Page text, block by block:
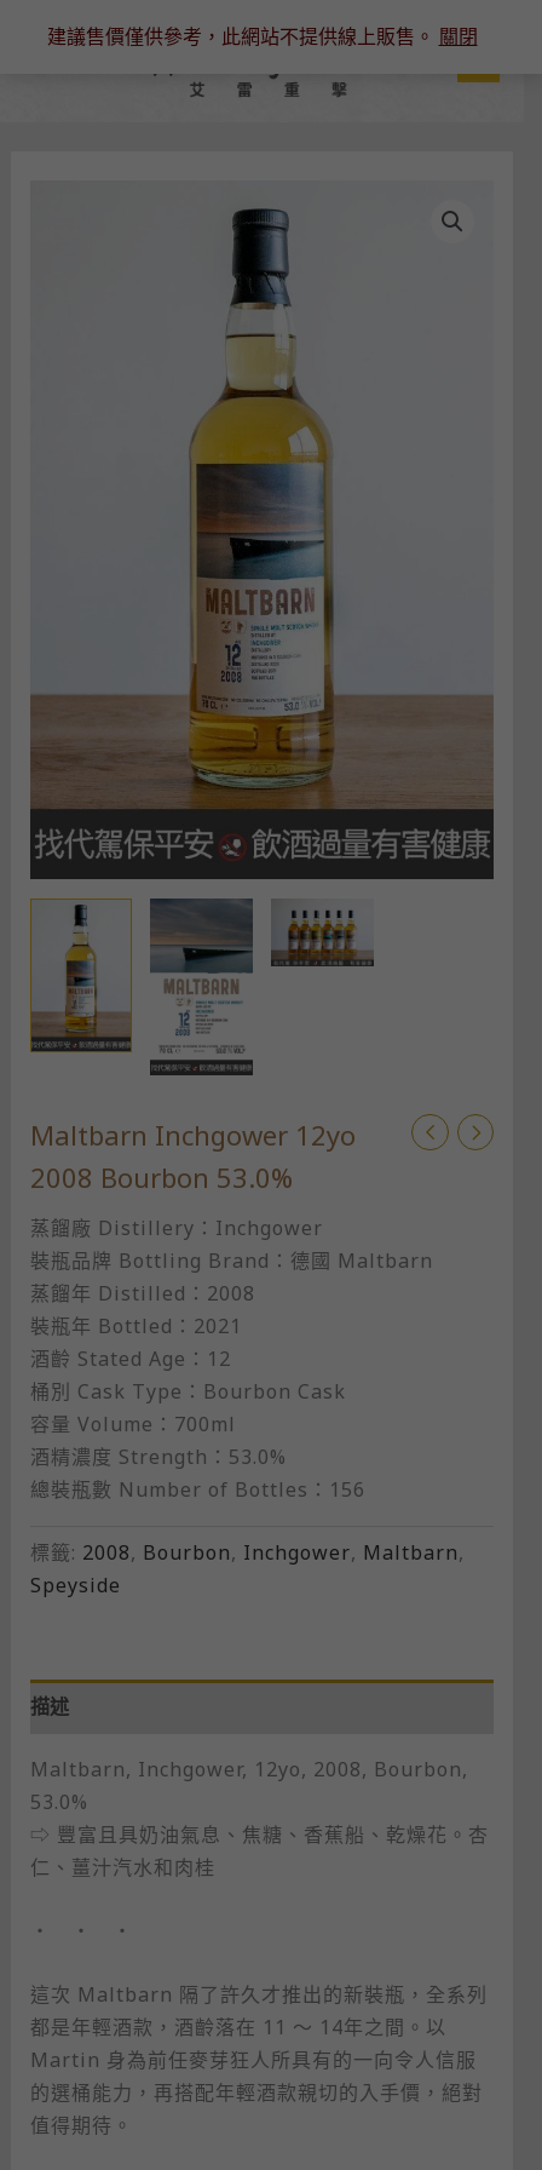
建議售價僅供參考，此網站不提供線上販售。 關閉
Maltbarn Inchgower 12yo
2008 Bourbon​ 53.0%
蒸餾廠 Distillery：Inchgower
裝瓶品牌 Bottling Brand：德國 Maltbarn
蒸餾年 Distilled：2008
裝瓶年 Bottled：2021
酒齡 Stated Age：12
桶別 Cask Type：Bourbon Cask
容量 Volume：700ml
酒精濃度 Strength：53.0%
總裝瓶數 Number of Bottles：156
標籤: 2008, Bourbon, Inchgower, Maltbarn,
Speyside
描述
Maltbarn, Inchgower, 12yo, 2008, Bourbon​,
53.0%
⇨ 豐富且具奶油氣息、焦糖、香蕉船、乾燥花。杏
仁、薑汁汽水和肉桂
・ ・ ・
這次 Maltbarn 隔了許久才推出的新裝瓶，全系列
都是年輕酒款，酒齡落在 11 ～ 14年之間。以
Martin 身為前任麥芽狂人所具有的一向令人信服
的選桶能力，再搭配年輕酒款親切的入手價，絕對
值得期待。​